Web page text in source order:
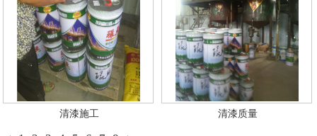
清漆施工 清漆质量